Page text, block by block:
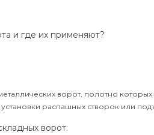
и где их применяют?
ворот, полотно
установки распашных створок или
ворот: